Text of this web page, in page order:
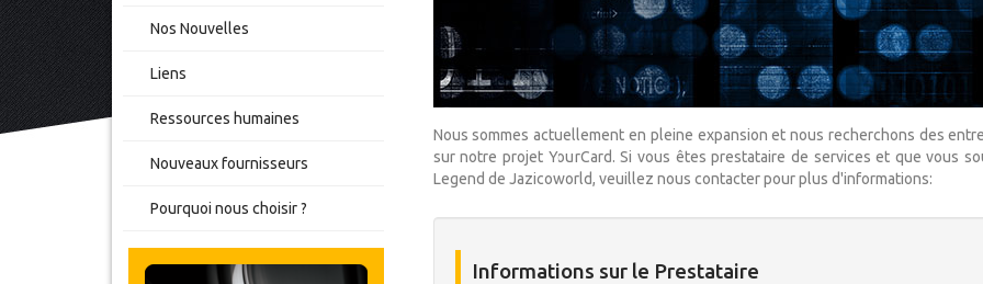
Nos Nouvelles
Liens
Ressources humaines
Nouveaux fournisseurs
Pourquoi nous choisir ?
Nous sommes actuellement en pleine expansion et nous recherchons des
sur notre projet YourCard. Si vous êtes prestataire de services et que vous
Legend de Jazicoworld, veuillez nous contacter pour plus d'informations:
Informations sur le Prestataire